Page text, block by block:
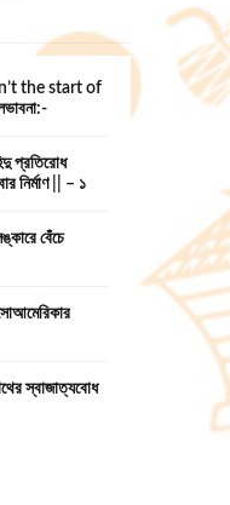
the start of
প্রতিরোধ
নির্মাণ || – ১
বেঁচে
স্বাজাত্যবোধ